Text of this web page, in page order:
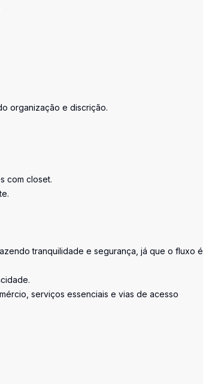
organização e discrição.
com closet.
tranquilidade e segurança, já que o fluxo é
serviços essenciais e vias de acesso